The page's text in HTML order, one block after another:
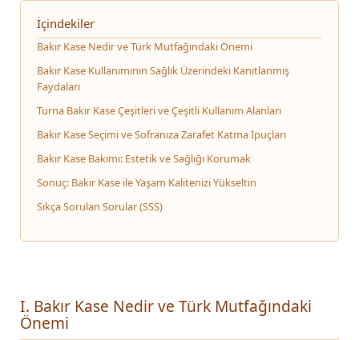
İçindekiler
Bakır Kase Nedir ve Türk Mutfağındaki Önemi
Bakır Kase Kullanımının Sağlık Üzerindeki Kanıtlanmış
Faydaları
Turna Bakır Kase Çeşitleri ve Çeşitli Kullanım Alanları
Bakır Kase Seçimi ve Sofranıza Zarafet Katma İpuçları
Bakır Kase Bakımı: Estetik ve Sağlığı Korumak
Sonuç: Bakır Kase ile Yaşam Kalitenizi Yükseltin
Sıkça Sorulan Sorular (SSS)
I. Bakır Kase Nedir ve Türk Mutfağındaki
Önemi